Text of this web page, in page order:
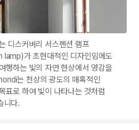
디스커버리 서스펜션 램프
가 초현대적인 디자인임에도
행하는 빛의 자연 현상에서 영감을
는 천상의 광도의 매혹적인
표로 하여 빛이 나타나는 것처럼
니다.